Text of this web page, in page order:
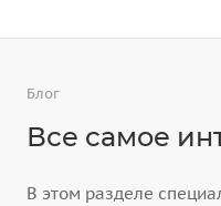
Блог
Все самое
В этом разделе